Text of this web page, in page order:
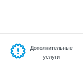
Дополнительные
услуги